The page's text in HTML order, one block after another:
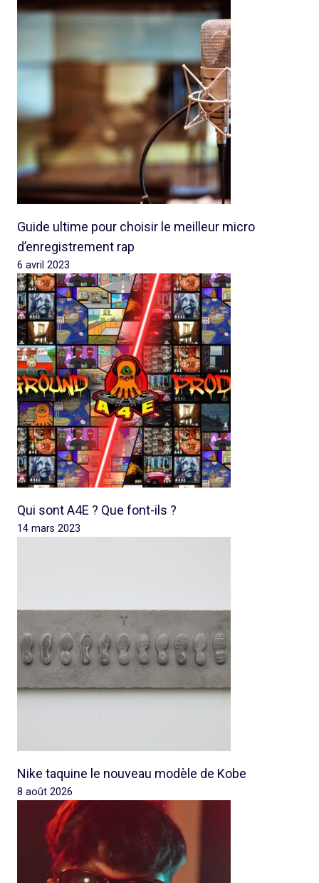
Guide ultime pour choisir le meilleur micro
d’enregistrement rap
6 avril 2023
Qui sont A4E ? Que font-ils ?
14 mars 2023
Nike taquine le nouveau modèle de Kobe
8 août 2026